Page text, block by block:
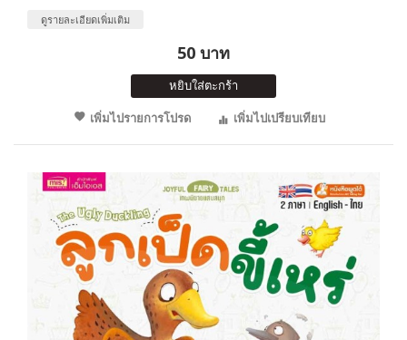
ดูรายละเอียดเพิ่มเติม
50 บาท
หยิบใส่ตะกร้า
เพิ่มไปรายการโปรด
เพิ่มไปเปรียบเทียบ